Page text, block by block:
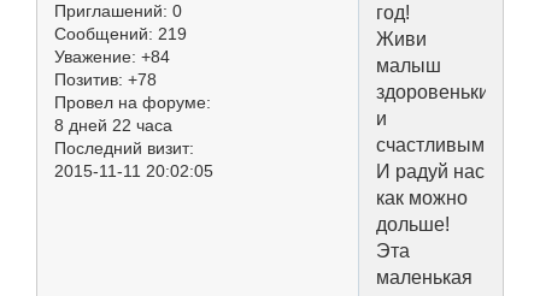
Приглашений: 0
Сообщений: 219
Уважение: +84
Позитив: +78
Провел на форуме:
8 дней 22 часа
Последний визит:
2015-11-11 20:02:05
год!
Живи
малыш
здоровеньким
и
счастливым!
И радуй нас
как можно
дольше!
Эта
маленькая